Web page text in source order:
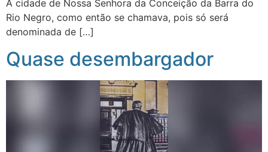
A cidade de Nossa Senhora da Conceição da Barra do
Rio Negro, como então se chamava, pois só será
denominada de […]
Quase desembargador